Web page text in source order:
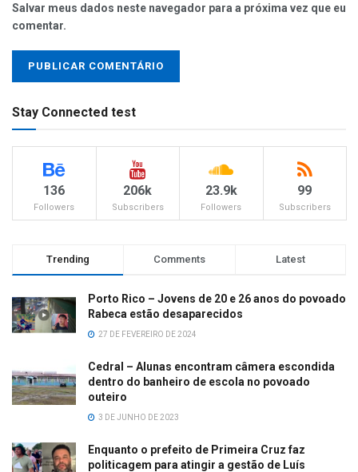
Salvar meus dados neste navegador para a próxima vez que eu
comentar.
Stay Connected test
136
Followers
206k
Subscribers
23.9k
Followers
99
Subscribers
Trending Comments Latest
Porto Rico – Jovens de 20 e 26 anos do povoado
Rabeca estão desaparecidos
27 DE FEVEREIRO DE 2024
Cedral – Alunas encontram câmera escondida
dentro do banheiro de escola no povoado
outeiro
3 DE JUNHO DE 2023
Enquanto o prefeito de Primeira Cruz faz
politicagem para atingir a gestão de Luís